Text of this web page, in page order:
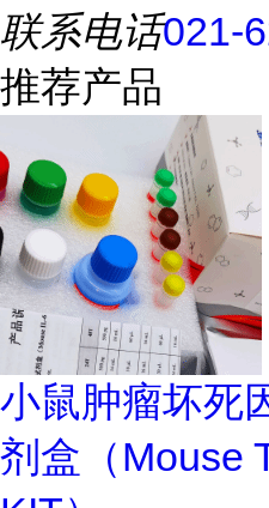
联系电话021-
推荐产品
小鼠肿瘤坏死
剂盒（Mouse